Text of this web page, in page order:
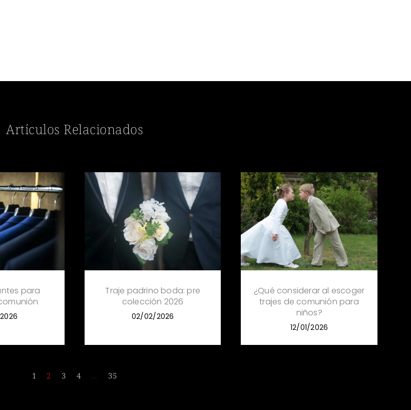
Artículos Relacionados
para
Traje padrino boda: pre
colección 2026
02/02/2026
¿Qué considerar al escoger
trajes de comunión para
niños?
12/01/2026
1 2 3 4 35